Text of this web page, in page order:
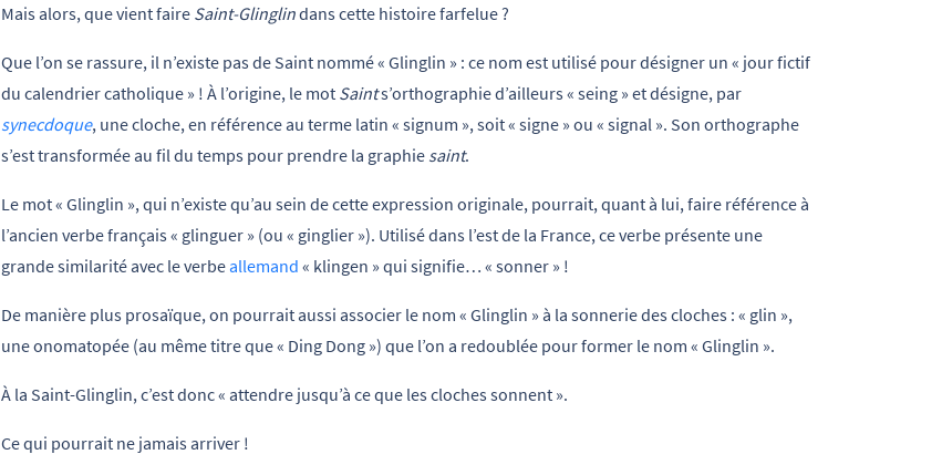
Mais alors, que vient faire Saint-Glinglindans cette histoire farfelue ?
Que l’on se rassure, il n’existe pas de Saint nommé « Glinglin » : ce nom est utilisé pour désigner un « jour fictif
du calendrier catholique » ! À l’origine, le mot Saints’orthographie d’ailleurs « seing » et désigne, par
synecdoque, une cloche, en référence au terme latin « signum », soit « signe » ou « signal ». Son orthographe
s’est transformée au fil du temps pour prendre la graphie saint.
Le mot « Glinglin », qui n’existe qu’au sein de cette expression originale, pourrait, quant à lui, faire référence à
l’ancien verbe français « glinguer » (ou « ginglier »). Utilisé dans l’est de la France, ce verbe présente une
grande similarité avec le verbeallemand « klingen » qui signifie… « sonner » !
De manière plus prosaïque, on pourrait aussi associer le nom « Glinglin » à la sonnerie des cloches : « glin »,
une onomatopée (au même titre que « Ding Dong ») que l’on a redoublée pour former le nom « Glinglin ».
À la Saint-Glinglin, c’est donc « attendre jusqu’à ce que les cloches sonnent ».
Ce qui pourrait ne jamais arriver !